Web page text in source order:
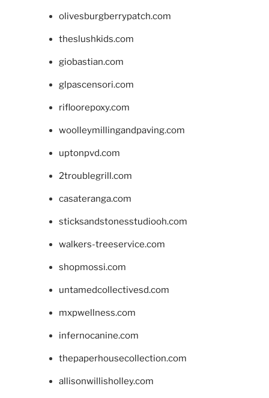
olivesburgberrypatch.com
theslushkids.com
giobastian.com
glpascensori.com
rifloorepoxy.com
woolleymillingandpaving.com
uptonpvd.com
2troublegrill.com
casateranga.com
sticksandstonesstudiooh.com
walkers-treeservice.com
shopmossi.com
untamedcollectivesd.com
mxpwellness.com
infernocanine.com
thepaperhousecollection.com
allisonwillisholley.com